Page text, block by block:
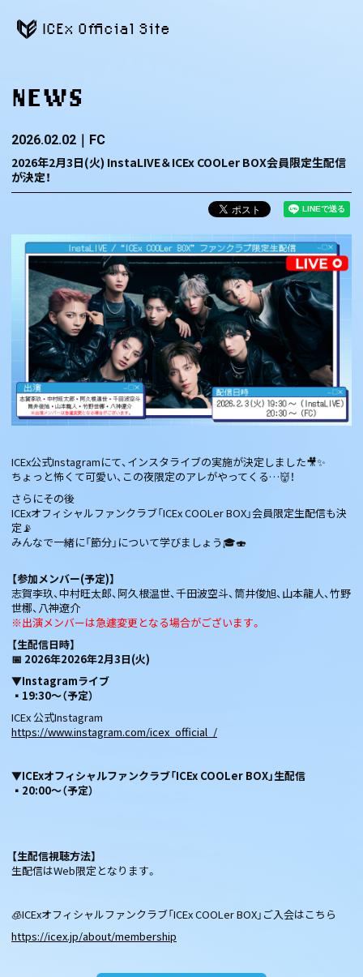
ICEx Official Site
NEWS
2026.02.02 FC
2026年2月3日(火) InstaLIVE＆ICEx COOLer BOX会員限定生配信
が決定！
ICEx公式Instagramにて、インスタライブの実施が決定しました🎥✨
ちょっと怖くて可愛い、この夜限定のアレがやってくる…👹！
さらにその後――
ICExオフィシャルファンクラブ「ICEx COOLer BOX」会員限定生配信も決
定📡
みんなで一緒に「節分」について学びましょう🎓🍣
【参加メンバー(予定)】
志賀李玖、中村旺太郎、阿久根温世、千田波空斗、筒井俊旭、山本龍人、竹野
世梛、八神遼介
※出演メンバーは急遽変更となる場合がございます。
【生配信日時】
📅 2026年2026年2月3日(火)
▼Instagramライブ
▪19:30〜（予定）
ICEx 公式Instagram
https://www.instagram.com/icex_official_/
▼ICExオフィシャルファンクラブ「ICEx COOLer BOX」生配信
▪20:00〜（予定）
【生配信視聴方法】
生配信はWeb限定となります。
🧊ICExオフィシャルファンクラブ「ICEx COOLer BOX」ご入会はこちら
https://icex.jp/about/membership